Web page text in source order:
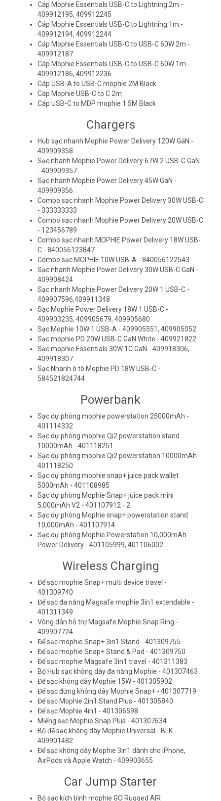
Cáp Mophie Essentials USB-C to Lightning 2m -
409912195, 409912245
Cáp Mophie Essentials USB-C to Lightning 1m -
409912194, 409912244
Cáp Mophie Essentials USB-C to USB-C 60W 2m -
409912187
Cáp Mophie Essentials USB-C to USB-C 60W 1m -
409912186, 409912236
Cáp USB-A to USB-C mophie 2M Black
Cáp Mophie USB-C to C 2m
Cáp USB-C to MDP mophie 1.5M Black
Chargers
Hub sạc nhanh Mophie Power Delivery 120W GaN -
409909358
Sạc nhanh Mophie Power Delivery 67W 2 USB-C GaN
- 409909357
Sạc nhanh Mophie Power Delivery 45W GaN -
409909356
Combo sạc nhanh Mophie Power Delivery 30W USB-C
- 333333333
Combo sạc nhanh Mophie Power Delivery 20W USB-C
- 123456789
Combo sạc nhanh MOPHIE Power Delivery 18W USB-
C - 840056123847
Combo sạc MOPHIE 10W USB-A - 840056122543
Sạc nhanh Mophie Power Delivery 30W USB-C GaN -
409908424
Sạc nhanh Mophie Power Delivery 20W 1 USB-C -
409907596,409911348
Sạc Mophie Power Delivery 18W 1 USB-C -
409903235, 409905679, 409905680
Sạc Mophie 10W 1 USB-A - 409905551, 409905052
Sạc mophie PD 20W USB-C GaN White - 409921822
Sạc mophie Essentials 30W 1C GaN - 409918306,
409918307
Sạc Nhanh ô tô Mophie PD 18W USB-C -
584521824744
Powerbank
Sạc dự phòng mophie powerstation 25000mAh -
401114332
Sạc dự phòng mophie Qi2 powerstation stand
10000mAh - 401118251
Sạc dự phòng mophie Qi2 powerstation 10000mAh -
401118250
Sạc dự phòng mophie snap+ juice pack wallet
5000mAh - 401108985
Sạc dự phòng Mophie Snap+ juice pack mini
5,000mAh V2 - 401107912 - 2
Sạc dự phòng Mophie snap+ powerstation stand
10,000mAh - 401107914
Sạc dự phòng Mophie Powerstation 10,000mAh
Power Delivery - 401105999, 401106002
Wireless Charging
Đế sạc mophie Snap+ multi device travel -
401309740
Đế sạc đa năng Magsafe mophie 3in1 extendable -
401311349
Vòng dán hỗ trợ Magsafe Mophie Snap Ring -
409907724
Đế sạc mophie Snap+ 3in1 Stand - 401309755
Đế sạc mophie Snap+ Stand & Pad - 401309750
Đế sạc mophie Magsafe 3in1 travel - 401311383
Bộ Hub sạc không dây đa năng Mophie - 401307463
Đế sạc không dây Mophie 15W - 401305902
Đế sạc đứng không dây Mophie Snap+ - 401307719
Đế sạc Mophie 2in1 Stand Plus - 401305840
Đế sạc Mophie 4in1 - 401306598
Miếng sạc Mophie Snap Plus - 401307634
Bộ đế sạc không dây Mophie Universal - BLK -
409901482
Đế sạc không dây Mophie 3in1 dành cho iPhone,
AirPods và Apple Watch - 409903655
Car Jump Starter
Bộ sạc kích bình mophie GO Rugged AIR